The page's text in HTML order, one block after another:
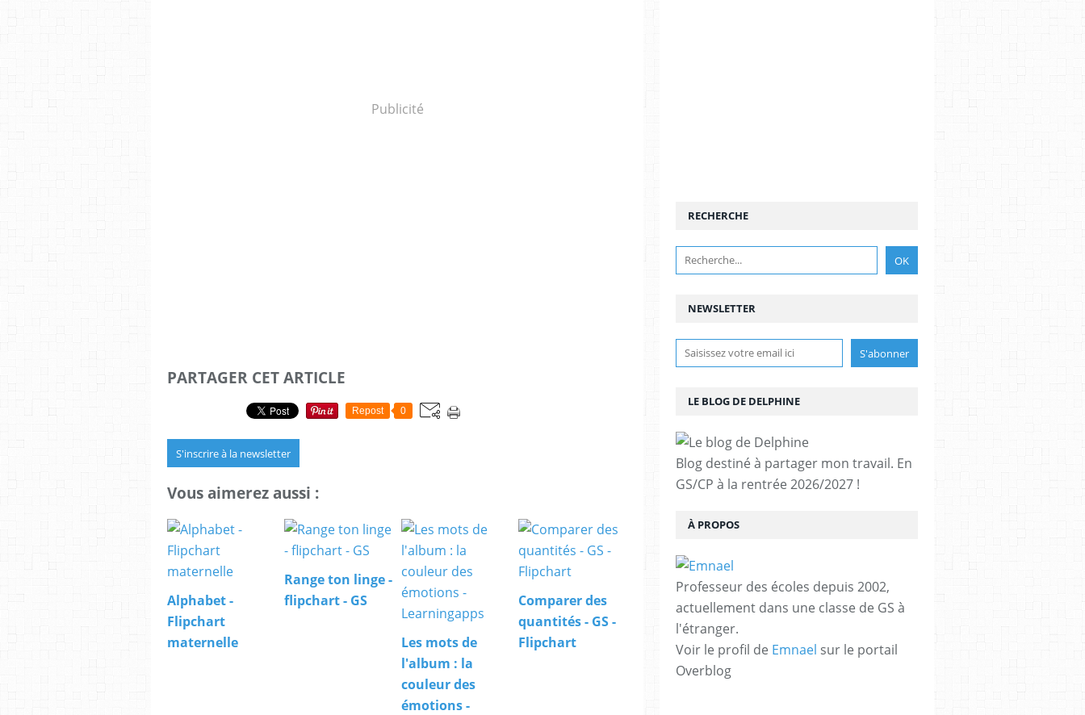
Publicité
PARTAGER CET ARTICLE
Repost 0
S'inscrire à la newsletter
Vous aimerez aussi :
Alphabet -
Flipchart
maternelle
Range ton linge -
flipchart - GS
Les mots de
l'album : la
couleur des
émotions -
Comparer des
quantités - GS -
Flipchart
NEWSLETTER
RECHERCHE
LE BLOG DE DELPHINE
Blog destiné à partager mon travail. En
GS/CP à la rentrée 2026/2027 !
À PROPOS
Professeur des écoles depuis 2002,
actuellement dans une classe de GS à
l'étranger.
Voir le profil de Emnael sur le portail
Overblog